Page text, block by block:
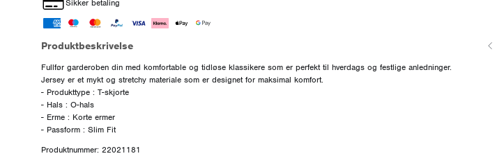
Sikker betaling
Produktbeskrivelse
Fullfør garderoben din med komfortable og tidløse klassikere som er perfekt til hverdags og festlige anledninger.
Jersey er et mykt og stretchy materiale som er designet for maksimal komfort.
- Produkttype : T-skjorte
- Hals : O-hals
- Erme : Korte ermer
- Passform : Slim Fit
Produktnummer: 22021181